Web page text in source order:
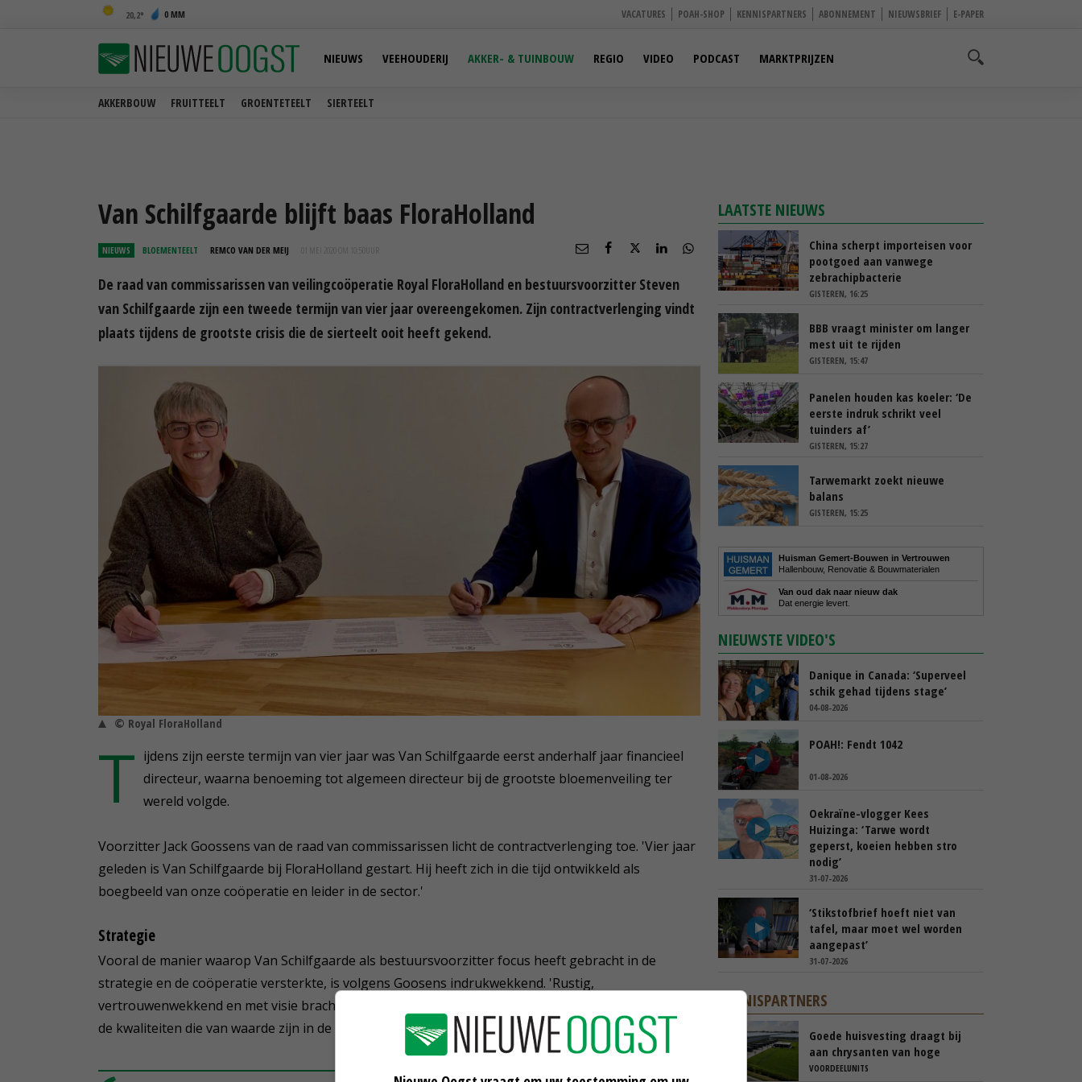
20,2 0 MM VACATURES POAH-SHOP KENNISPARTNERS ABONNEMENT NIEUWSBRIEF E-PAPER
AKKERBOUW FRUITTEELT GROENTETEELT SIERTEELT
NIEUWS VEEHOUDERIJ AKKER- & TUINBOUW REGIO VIDEO PODCAST MARKTPRIJZEN
Van Schilfgaarde blijft baas FloraHolland
NIEUWS BLOEMENTEELT REMCO VAN DER MEIJ 01 MEI 2020 OM 10:50
De raad van commissarissen van veilingcoöperatie Royal FloraHolland en bestuursvoorzitter Steven
van Schilfgaarde zijn een tweede termijn van vier jaar overeengekomen. Zijn contractverlenging vindt
plaats tijdens de grootste crisis die de sierteelt ooit heeft gekend.
© Royal FloraHolland
T ijdens zijn eerste termijn van vier jaar was Van Schilfgaarde eerst anderhalf jaar financieel
directeur, waarna benoeming tot algemeen directeur bij de grootste bloemenveiling ter
wereld volgde.
Voorzitter Jack Goossens van de raad van commissarissen licht de contractverlenging toe. 'Vier jaar
geleden is Van Schilfgaarde bij FloraHolland gestart. Hij heeft zich in die tijd ontwikkeld als
boegbeeld van onze coöperatie en leider in de sector.'
Strategie
Vooral de manier waarop Van Schilfgaarde als bestuursvoorzitter focus heeft gebracht in de
strategie en de coöperatie versterkte, is volgens Goosens indrukwekkend. 'Rustig,
vertrouwenwekkend en met visie bracht hij ons waar we nu staan. In deze turbulente tijden zijn dat
de kwaliteiten die van waarde zijn in de top van de organisatie.'
LAATSTE NIEUWS
China scherpt importeisen voor
pootgoed aan vanwege
zebrachipbacterie
GISTEREN, 16:25
BBB vraagt minister om langer
mest uit te rijden
GISTEREN, 15:47
Panelen houden kas koeler: ‘De
eerste indruk schrikt veel
tuinders af’
GISTEREN, 15:27
Tarwemarkt zoekt nieuwe
balans
GISTEREN, 15:25
Huisman Gemert-Bouwen in Vertrouwen
Hallenbouw, Renovatie & Bouwmaterialen
Van oud dak naar nieuw dak
Dat energie levert.
NIEUWSTE VIDEO'S
Danique in Canada: ‘Superveel
schik gehad tijdens stage’
04-08-2026
POAH!: Fendt 1042
01-08-2026
Oekraïne-vlogger Kees
Huizinga: ‘Tarwe wordt
geperst, koeien hebben stro
nodig’
31-07-2026
‘Stikstofbrief hoeft niet van
tafel, maar moet wel worden
aangepast’
31-07-2026
KENNISPARTNERS
Goede huisvesting draagt bij
aan chrysanten van hoge
kwaliteit
VOORDEELUNITS